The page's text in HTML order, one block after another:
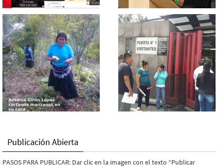
Publicación Abierta
PASOS PARA PUBLICAR: Dar clic en la imagen con el texto “Publicar